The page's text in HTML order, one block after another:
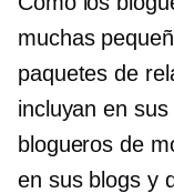
muchas
paquetes de
incluyan en
blogueros de
en sus blogs y